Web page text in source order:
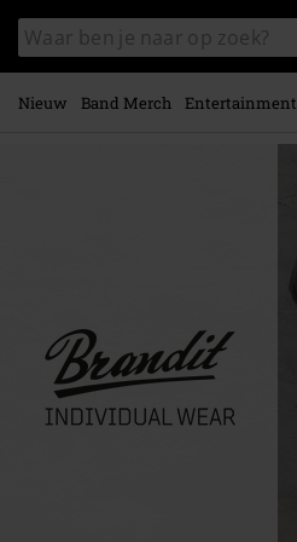
naar
hoofdinhoud
Zoek
in
catalogus
Nieuw Band Merch Entertainment